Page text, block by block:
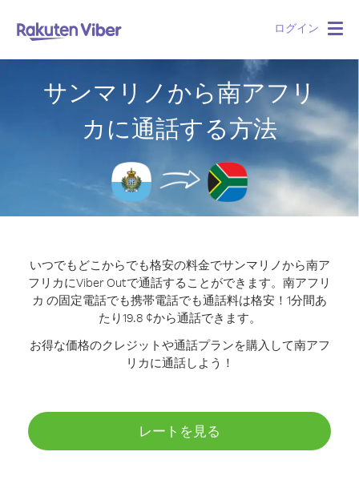
ログイン
サンマリノから南アフリ
カに通話する方法
いつでもどこからでも格安の料金でサンマリノから南ア
フリカにViber Outで通話することができます。 南アフリ
カ の固定電話でも携帯電話でも通話料は格安！1分間あ
たり19.8 ¢から通話できます。
お得な価格のクレジットや通話プランを購入して南アフ
リカに通話しよう！
レートを見る